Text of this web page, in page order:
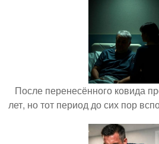
После перенесённого ковида
лет, но тот период до сих пор